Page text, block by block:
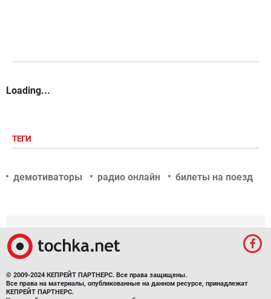
Loading...
ТЕГИ
демотиваторы радио онлайн билеты на поезд
© 2009-2024 КЕПРЕЙТ ПАРТНЕРС. Все права защищены.
Все права на материалы, опубликованные на данном ресурсе, принадлежат
КЕПРЕЙТ ПАРТНЕРС.